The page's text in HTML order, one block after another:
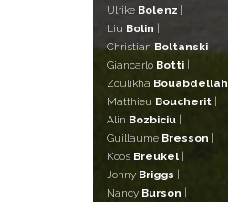
Ulrike Bolenz
Liu Bolin
ChristianBoltanski
Giancarlo Botti
Zoulikha Bouabdellah
Matthieu Boucherit
Alin Bozbiciu
Guillaume Bresson
Koos Breukel
Jonny Briggs
Nancy Burson